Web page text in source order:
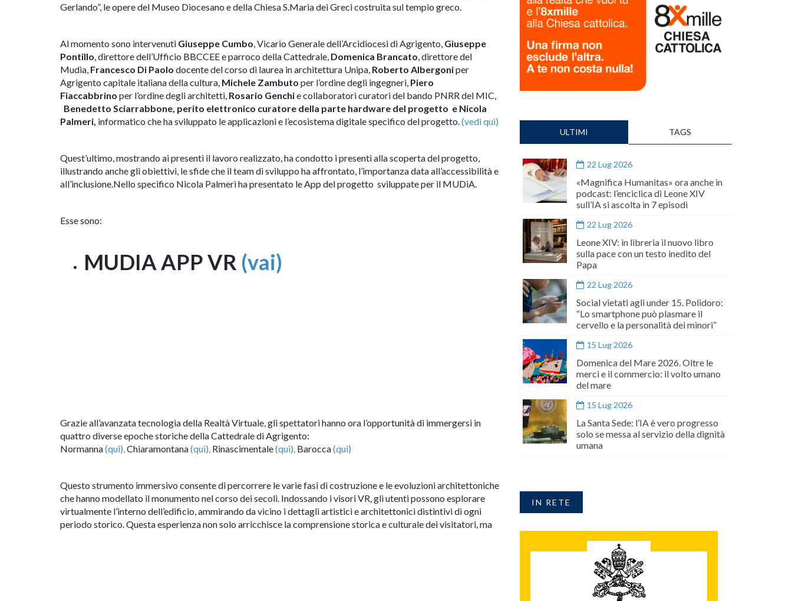
Gerlando”, le opere del Museo Diocesano e della Chiesa S.Maria dei Greci costruita sul tempio greco.
Al momento sono intervenuti Giuseppe Cumbo, Vicario Generale dell’Arcidiocesi di Agrigento, Giuseppe
Pontillo, direttore dell’Ufficio BBCCEE e parroco della Cattedrale, Domenica Brancato, direttore del
Mudia, Francesco Di Paolo docente del corso di laurea in architettura Unipa, Roberto Albergoniper
Agrigento capitale italiana della cultura, Michele Zambuto per l’ordine degli ingegneri, Piero
Fiaccabbrino per l’ordine degli architetti, Rosario Genchie collaboratori curatori del bando PNRR del MIC,
Benedetto Sciarrabbone, perito elettronico curatore della parte hardware del progetto e Nicola
Palmeri, informatico che ha sviluppato le applicazioni e l’ecosistema digitale specifico del progetto.(vedi qui)
Quest’ultimo, mostrando ai presenti il lavoro realizzato, ha condotto i presenti alla scoperta del progetto,
illustrando anche gli obiettivi, le sfide che il team di sviluppo ha affrontato, l’importanza data all’accessibilità e
all’inclusione.Nello specifico Nicola Palmeri ha presentato le App del progetto sviluppate per il MUDiA.
Esse sono:
MUDIA APP VR (vai)
Grazie all’avanzata tecnologia della Realtà Virtuale, gli spettatori hanno ora l’opportunità di immergersi in
quattro diverse epoche storiche della Cattedrale di Agrigento:
Normanna(qui),Chiaramontana(qui), Rinascimentale(qui), Barocca(qui)
Questo strumento immersivo consente di percorrere le varie fasi di costruzione e le evoluzioni architettoniche
che hanno modellato il monumento nel corso dei secoli. Indossando i visori VR, gli utenti possono esplorare
virtualmente l’interno dell’edificio, ammirando da vicino i dettagli artistici e architettonici distintivi di ogni
periodo storico. Questa esperienza non solo arricchisce la comprensione storica e culturale dei visitatori, ma
ULTIMI TAGS
22 Lug 2026
«Magnifica Humanitas» ora anche in
podcast: l’enciclica di Leone XIV
sull’IA si ascolta in 7 episodi
22 Lug 2026
Leone XIV: in libreria il nuovo libro
sulla pace con un testo inedito del
Papa
22 Lug 2026
Social vietati agli under 15. Polidoro:
“Lo smartphone può plasmare il
cervello e la personalità dei minori”
15 Lug 2026
Domenica del Mare 2026. Oltre le
merci e il commercio: il volto umano
del mare
15 Lug 2026
La Santa Sede: l’IA è vero progresso
solo se messa al servizio della dignità
umana
IN RETE